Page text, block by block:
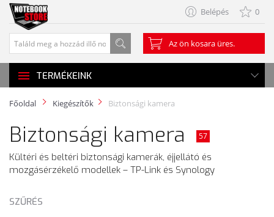
Belépés 0
Az ön kosara üres.
TERMÉKEINK
Főoldal Kiegészítők Biztonsági kamera
Biztonsági kamera 57
Kültéri és beltéri biztonsági kamerák, éjjellátó és
mozgásérzékelő modellek – TP-Link és Synology
SZŰRÉS